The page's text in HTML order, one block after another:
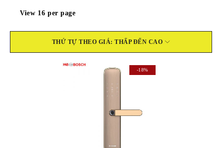
THỨ TỰ THEO GIÁ: THẤP ĐẾN CAO
View 16 per page
-18%